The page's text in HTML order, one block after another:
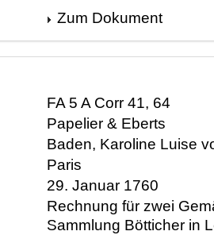
Zum Dokument
FA 5 A Corr 41, 64
Papelier & Eberts
Baden, Karoline Luise
Paris
29. Januar 1760
Rechnung für zwei
Sammlung Bötticher in